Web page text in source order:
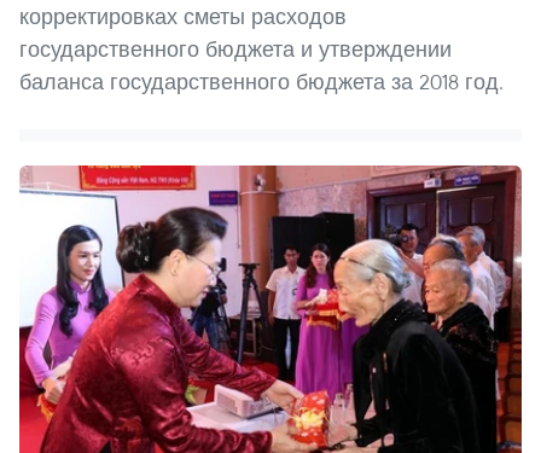
корректировках сметы расходов
государственного бюджета и утверждении
баланса государственного бюджета за 2018 год.